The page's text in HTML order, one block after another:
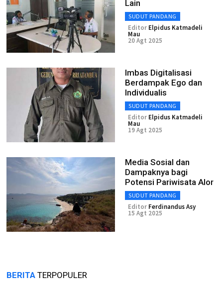
Lain
SUDUT PANDANG
Editor Elpidus Katmadeli
Mau
20 Agt 2025
Imbas Digitalisasi
Berdampak Ego dan
Individualis
SUDUT PANDANG
Editor Elpidus Katmadeli
Mau
19 Agt 2025
Media Sosial dan
Dampaknya bagi
Potensi Pariwisata Alor
SUDUT PANDANG
Editor Ferdinandus Asy
15 Agt 2025
BERITA TERPOPULER